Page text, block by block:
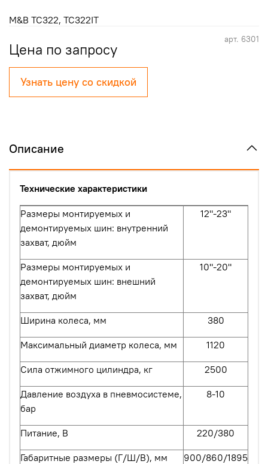
арт. 6301
Цена по запросу
Узнать цену со скидкой
M&B TC322, TC322IT
Описание
Технические характеристики
Размеры монтируемых и
демонтируемых шин: внутренний
захват, дюйм
12"-23"
Размеры монтируемых и
демонтируемых шин: внешний
захват, дюйм
10"-20"
Ширина колеса, мм 380
Максимальный диаметр колеса, мм 1120
Сила отжимного цилиндра, кг 2500
Давление воздуха в пневмосистеме,
бар
8-10
Питание, В 220/380
Габаритные размеры (Г/Ш/В), мм 900/860/1895